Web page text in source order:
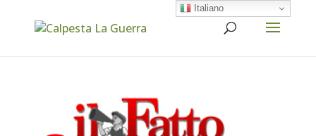
Italiano